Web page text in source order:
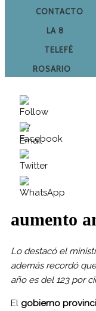
CONTACTO
LA 8
TELEFÉ
ROSARIO
aumento
Lo destacó el
además recordó
año es del 123 por
El gobierno